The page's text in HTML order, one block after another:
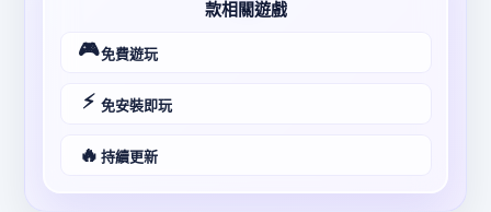
款相關遊戲
🎮免費遊玩
⚡ 免安裝即玩
🔥 持續更新